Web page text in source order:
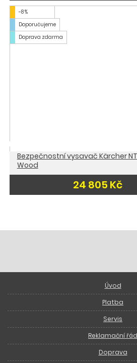
-8 %
Doporučujeme
Doprava zdarma
Bezpečnostní vysavač Kärcher
Wood
24 805 Kč
Úvod
Platba
Servis
Reklamační řád
Doprava